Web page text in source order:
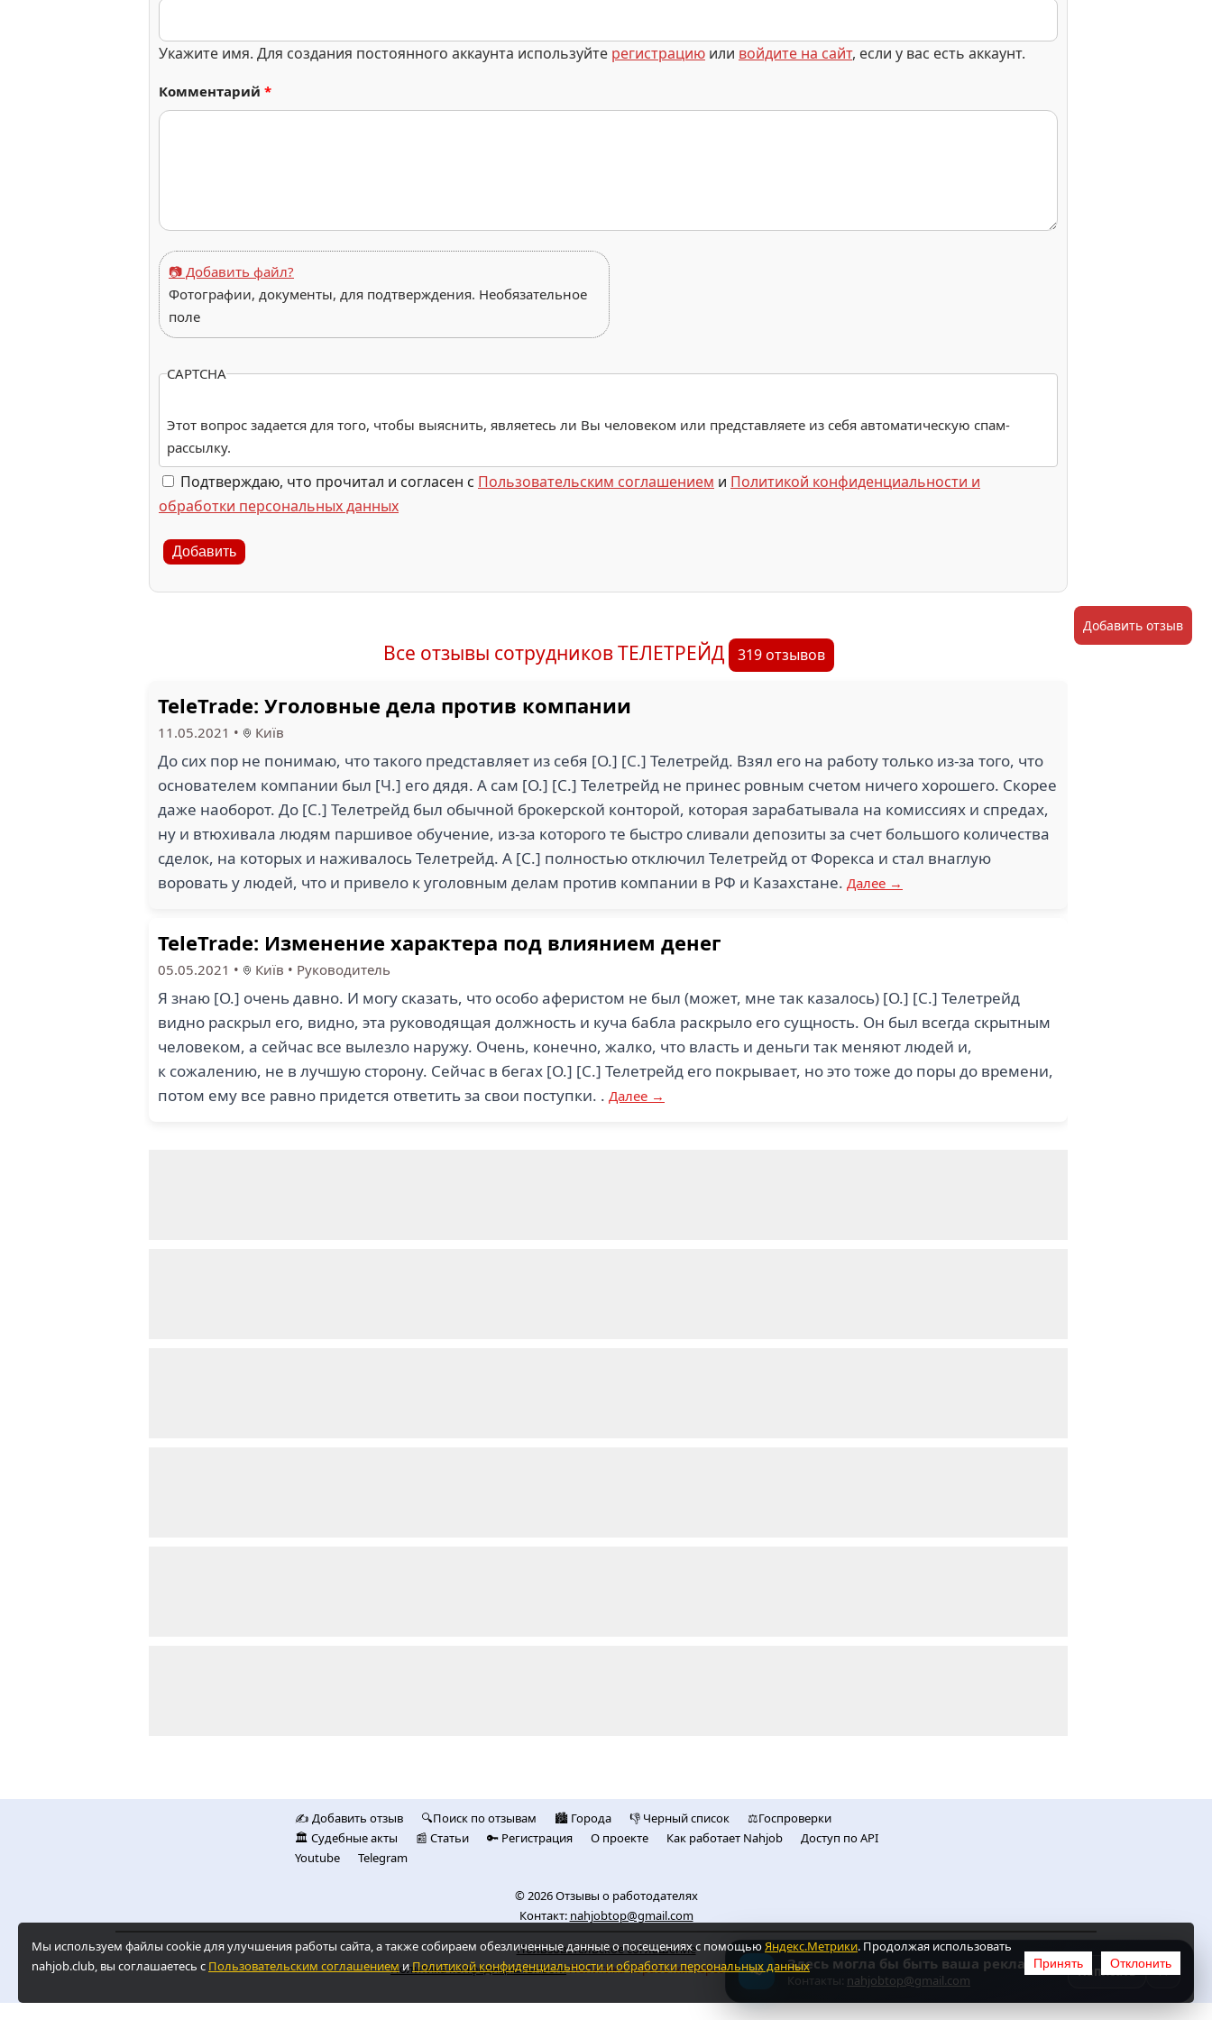
Укажите имя. Для создания постоянного аккаунта используйте регистрацию или войдите на сайт, если у вас есть аккаунт.
Комментарий *
📷 Добавить файл?
Фотографии, документы, для подтверждения. Необязательное
поле
CAPTCHA
Этот вопрос задается для того, чтобы выяснить, являетесь ли Вы человеком или представляете из себя автоматическую спам-
рассылку.
Подтверждаю, что прочитал и согласен с Пользовательским соглашением и Политикой конфиденциальности и
обработки персональных данных
Добавить
Все отзывы сотрудников ТЕЛЕТРЕЙД 319 отзывов
TeleTrade: Уголовные дела против компании
11.05.2021 • Київ
До сих пор не понимаю, что такого представляет из себя [О.] [С.] Телетрейд. Взял его на работу только из-за того, что
основателем компании был [Ч.] его дядя. А сам [О.] [С.] Телетрейд не принес ровным счетом ничего хорошего. Скорее
даже наоборот. До [С.] Телетрейд был обычной брокерской конторой, которая зарабатывала на комиссиях и спредах,
ну и втюхивала людям паршивое обучение, из-за которого те быстро сливали депозиты за счет большого количества
сделок, на которых и наживалось Телетрейд. А [С.] полностью отключил Телетрейд от Форекса и стал внаглую
воровать у людей, что и привело к уголовным делам против компании в РФ и Казахстане. Далее →
TeleTrade: Изменение характера под влиянием денег
05.05.2021 • Київ • Руководитель
Я знаю [О.] очень давно. И могу сказать, что особо аферистом не был (может, мне так казалось) [О.] [С.] Телетрейд
видно раскрыл его, видно, эта руководящая должность и куча бабла раскрыло его сущность. Он был всегда скрытным
человеком, а сейчас все вылезло наружу. Очень, конечно, жалко, что власть и деньги так меняют людей и,
к сожалению, не в лучшую сторону. Сейчас в бегах [О.] [С.] Телетрейд его покрывает, но это тоже до поры до времени,
потом ему все равно придется ответить за свои поступки. . Далее →
✍️ Добавить отзыв 🔍Поиск по отзывам 🏙️ Городa 👎 Черный список
⚖️Госпроверки
🏛️ Судебные акты
📰 Статьи 🔑 Регистрация О проекте Как работает Nahjob
Доступ по API
Youtube
Telegram
© 2026Отзывы о работодателях
Контакт: nahjobtop@gmail.com
Пользовательское соглашение
Политика конфедициальностиПолитика обработки персональных данных
Добавить отзыв
Мы используем файлы cookie для улучшения работы сайта, а также собираем обезличенные данные о посещениях с помощьюЯндекс.Метрики. Продолжая использовать
nahjob.club, вы соглашаетесь с Пользовательским соглашениемиПолитикой конфиденциальности и обработки персональных данных Принять Отклонить
📢 Здесь могла бы быть ваша реклама
Контакты: nahjobtop@gmail.com
Написать ×